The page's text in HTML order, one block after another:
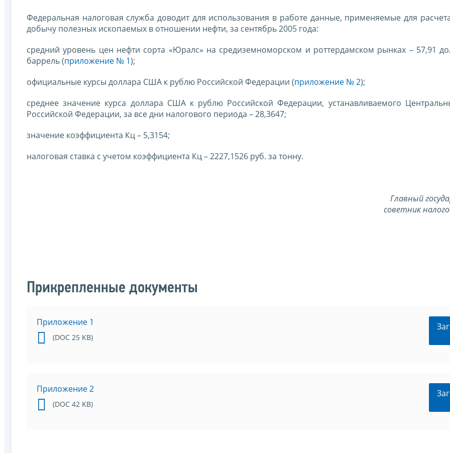
Федеральная налоговая служба доводит для использования в работе данные, применяемые для
добычу полезных ископаемых в отношении нефти, за сентябрь 2005 года:
средний уровень цен нефти сорта «Юралс» на средиземноморском и роттердамском рынках – 57,91
баррель (приложение № 1);
официальные курсы доллара США к рублю Российской Федерации (приложение № 2);
среднее значение курса доллара США к рублю Российской Федерации, устанавливаемого
Российской Федерации, за все дни налогового периода – 28,3647;
значение коэффициента Кц – 5,3154;
налоговая ставка с учетом коэффициента Кц – 2227,1526 руб. за тонну.
Главный
советник
Прикрепленные документы
Приложение 1
(DOC 25 KB)
Приложение 2
(DOC 42 KB)